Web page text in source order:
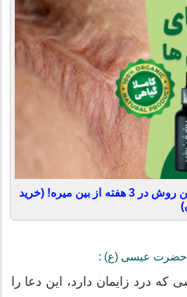
جای هر زخم و بخیه با این روش در 3 هفته از بین میره! (خرید
حضرت عیسی (ع) :
درد زایمان دارد، این دعا را